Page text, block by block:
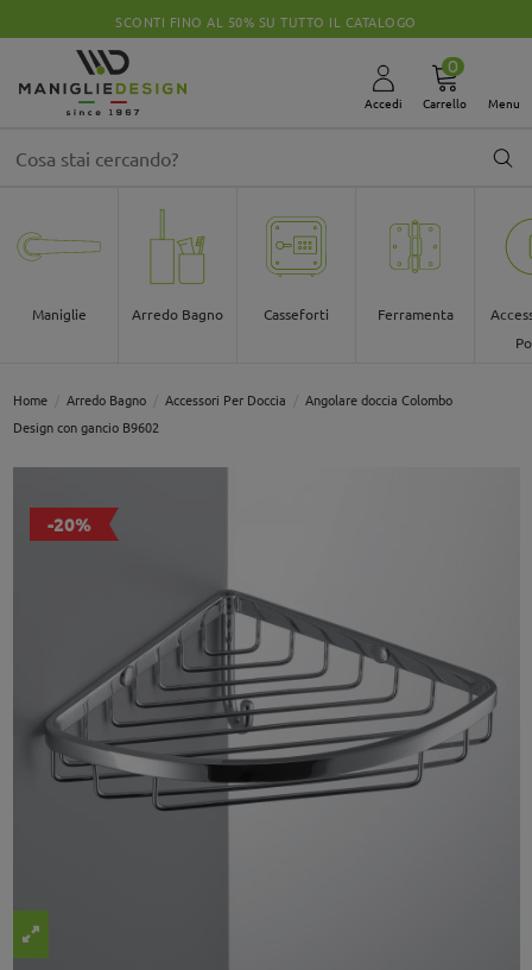
SCONTI FINO AL 50% SU TUTTO IL CATALOGO
Accedi
0
Carrello Menu
Maniglie Arredo Bagno Casseforti Ferramenta
Home Arredo Bagno Accessori Per Doccia
Angolare doccia Colombo
Design con gancio B9602
-20%